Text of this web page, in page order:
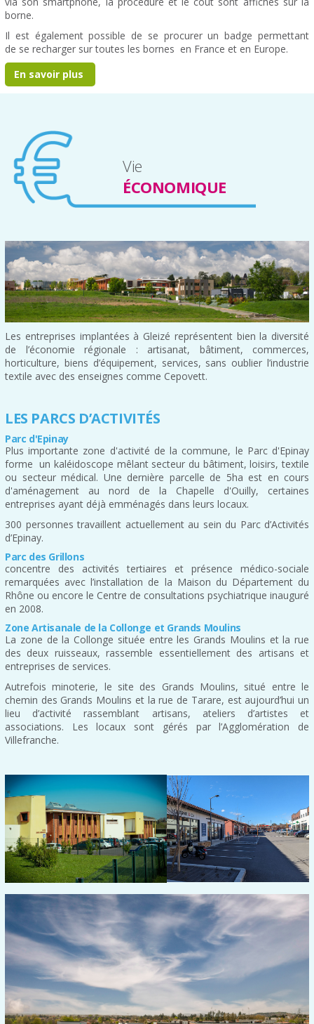
borne.
Il est également possible de se procurer un badge permettant
de se recharger sur toutes les bornes en France et en Europe.
En savoir plus
Vie
ÉCONOMIQUE
Les entreprises implantées à Gleizé représentent bien la diversité
de l’économie régionale : artisanat, bâtiment, commerces,
horticulture, biens d’équipement, services, sans oublier l’industrie
textile avec des enseignes comme Cepovett.
LES PARCS D’ACTIVITÉS
Parc d'Epinay
Plus importante zone d'activité de la commune, le Parc d'Epinay
forme un kaléidoscope mêlant secteur du bâtiment, loisirs, textile
ou secteur médical. Une dernière parcelle de 5ha est en cours
d'aménagement au nord de la Chapelle d'Ouilly, certaines
entreprises ayant déjà emménagés dans leurs locaux.
300 personnes travaillent actuellement au sein du Parc d’Activités
d’Epinay.
Parc des Grillons
concentre des activités tertiaires et présence médico-sociale
remarquées avec l’installation de la Maison du Département du
Rhône ou encore le Centre de consultations psychiatrique inauguré
en 2008.
Zone Artisanale de la Collonge et Grands Moulins
La zone de la Collonge située entre les Grands Moulins et la rue
des deux ruisseaux, rassemble essentiellement des artisans et
entreprises de services.
Autrefois minoterie, le site des Grands Moulins, situé entre le
chemin des Grands Moulins et la rue de Tarare, est aujourd’hui un
lieu d’activité rassemblant artisans, ateliers d’artistes et
associations. Les locaux sont gérés par l’Agglomération de
Villefranche.